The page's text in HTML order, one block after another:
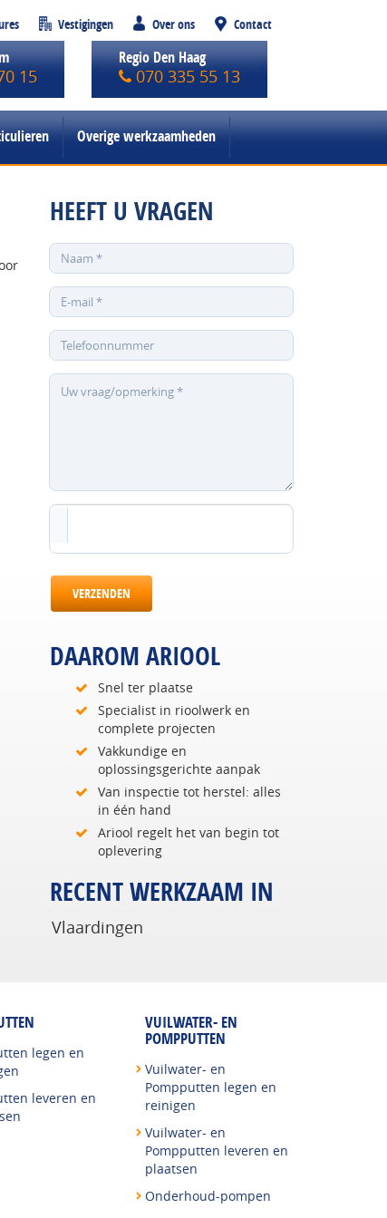
Vestigingen Over ons Contact
15
Regio Den Haag
070 335 55 13
Overige werkzaamheden
HEEFT U VRAGEN
VERZENDEN
DAAROM ARIOOL
Snel ter plaatse
Specialist in rioolwerk en
complete projecten
Vakkundige en
oplossingsgerichte aanpak
Van inspectie tot herstel: alles
in één hand
Ariool regelt het van begin tot
oplevering
RECENT WERKZAAM IN
Vlaardingen
legen en
leveren en
VUILWATER- EN
POMPPUTTEN
Vuilwater- en
Pompputten legen en
reinigen
Vuilwater- en
Pompputten leveren en
plaatsen
Onderhoud-pompen